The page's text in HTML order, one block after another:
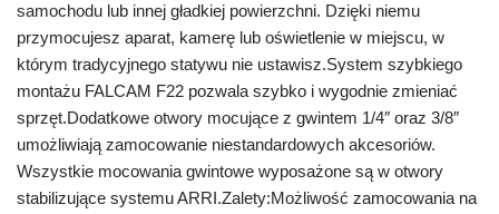
samochodu lub innej gładkiej powierzchni. Dzięki niemu
przymocujesz aparat, kamerę lub oświetlenie w miejscu, w
którym tradycyjnego statywu nie ustawisz.System szybkiego
montażu FALCAM F22 pozwala szybko i wygodnie zmieniać
sprzęt.Dodatkowe otwory mocujące z gwintem 1/4″ oraz 3/8″
umożliwiają zamocowanie niestandardowych akcesoriów.
Wszystkie mocowania gwintowe wyposażone są w otwory
stabilizujące systemu ARRI.Zalety:Możliwość zamocowania na